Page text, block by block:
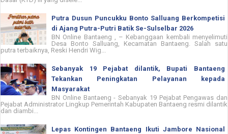
Putra Dusun Puncukku Bonto Salluang Berkompetisi
di Ajang Putra-Putri Batik Se-Sulselbar 2026
BN Online Bantaeng , – Kebanggaan kembali menyelimuti
Desa Bonto Salluang, Kecamatan Bantaeng. Salah satu
putra terbaiknya, Reski Hendri Wig...
Sebanyak 19 Pejabat dilantik, Bupati Bantaeng
Tekankan Peningkatan Pelayanan kepada
Masyarakat
BN Online Bantaeng - Sebanyak 19 Pejabat Pengawas dan
Pejabat Administrator Lingkup Pemerintah Kabupaten Bantaeng resmi dilantik
dan diambi...
Lepas Kontingen Bantaeng Ikuti Jambore Nasional